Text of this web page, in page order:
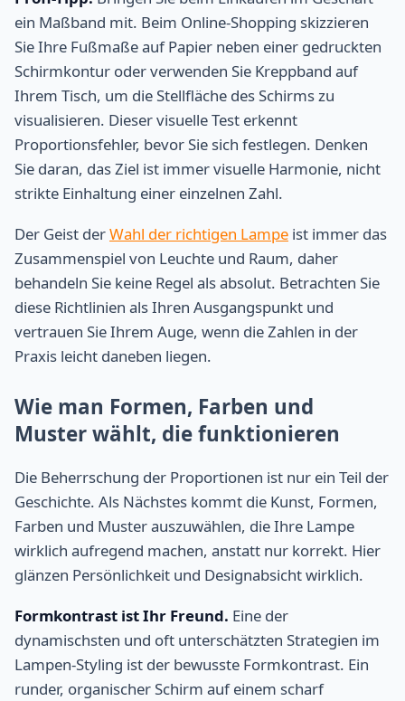
ein Maßband mit. Beim Online-Shopping skizzieren
Sie Ihre Fußmaße auf Papier neben einer gedruckten
Schirmkontur oder verwenden Sie Kreppband auf
Ihrem Tisch, um die Stellfläche des Schirms zu
visualisieren. Dieser visuelle Test erkennt
Proportionsfehler, bevor Sie sich festlegen. Denken
Sie daran, das Ziel ist immer visuelle Harmonie, nicht
strikte Einhaltung einer einzelnen Zahl.
Der Geist derWahl der richtigen Lampe ist immer das
Zusammenspiel von Leuchte und Raum, daher
behandeln Sie keine Regel als absolut. Betrachten Sie
diese Richtlinien als Ihren Ausgangspunkt und
vertrauen Sie Ihrem Auge, wenn die Zahlen in der
Praxis leicht daneben liegen.
Wie man Formen, Farben und
Muster wählt, die funktionieren
Die Beherrschung der Proportionen ist nur ein Teil der
Geschichte. Als Nächstes kommt die Kunst, Formen,
Farben und Muster auszuwählen, die Ihre Lampe
wirklich aufregend machen, anstatt nur korrekt. Hier
glänzen Persönlichkeit und Designabsicht wirklich.
Formkontrast ist Ihr Freund. Eine der
dynamischsten und oft unterschätzten Strategien im
Lampen-Styling ist der bewusste Formkontrast. Ein
runder, organischer Schirm auf einem scharf